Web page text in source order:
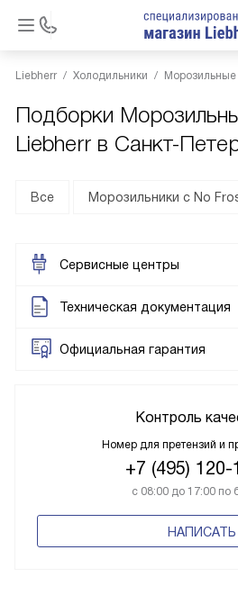
Liebherr Холодильники
Подборки
Liebherr в Санкт-
Все Морозильники с No
Сервисные центры
Техническая документация
Официальная гарантия
Контроль
Номер для претензий и
+7 (495) 120-
с 08:00 до 17:00 по
НАПИСАТЬ